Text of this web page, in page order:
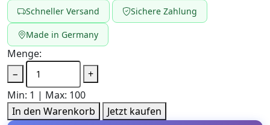
Schneller Versand Sichere Zahlung
Made in Germany
Menge:
−
+
Min: 1 | Max: 100
In den Warenkorb
Jetzt kaufen